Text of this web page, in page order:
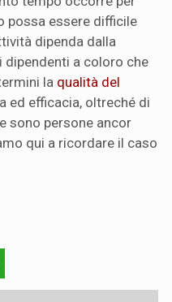
possa essere difficile
dipenda dalla
dipendenti a coloro che
la qualità del
ed efficacia, oltreché di
sono persone ancor
qui a ricordare il caso